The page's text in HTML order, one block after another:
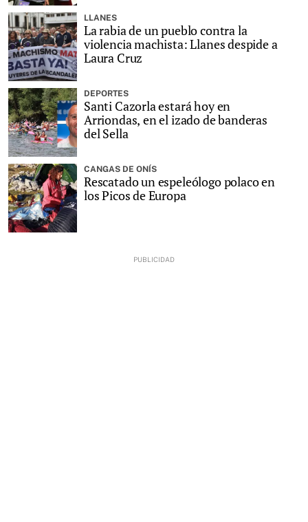
LLANES
La rabia de un pueblo contra la
violencia machista: Llanes despide a
Laura Cruz
DEPORTES
Santi Cazorla estará hoy en
Arriondas, en el izado de banderas
del Sella
CANGAS DE ONÍS
Rescatado un espeleólogo polaco en
los Picos de Europa